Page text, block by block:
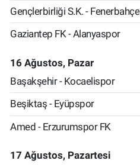
Gençlerbirliği S.K. - Fenerbahçe
Gaziantep FK - Alanyaspor
16 Ağustos, Pazar
Başakşehir - Kocaelispor
Beşiktaş - Eyüpspor
Amed - Erzurumspor FK
17 Ağustos, Pazartesi